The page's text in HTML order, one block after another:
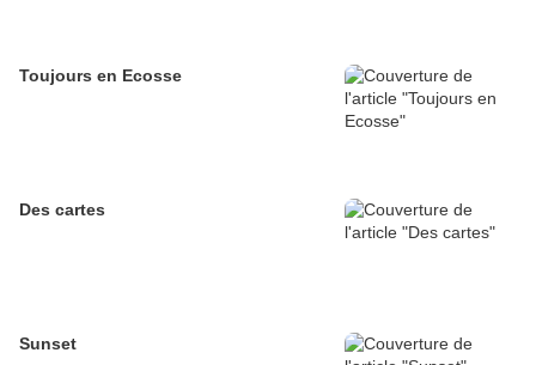
Toujours en Ecosse
Des cartes
Sunset